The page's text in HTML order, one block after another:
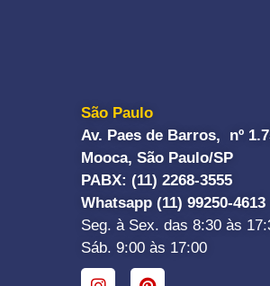
São Paulo
Av. Paes de Barros, nº
Mooca, São Paulo/SP
PABX: (11) 2268-3555
Whatsapp (11) 99250-4613
Seg. à Sex. das 8:30 às
Sáb. 9:00 às 17:00